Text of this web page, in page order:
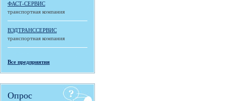
ФАСТ-СЕРВИС
транспортная компания
ВЭДТРАНССЕРВИС
транспортная компания
Все предприятия
Опрос